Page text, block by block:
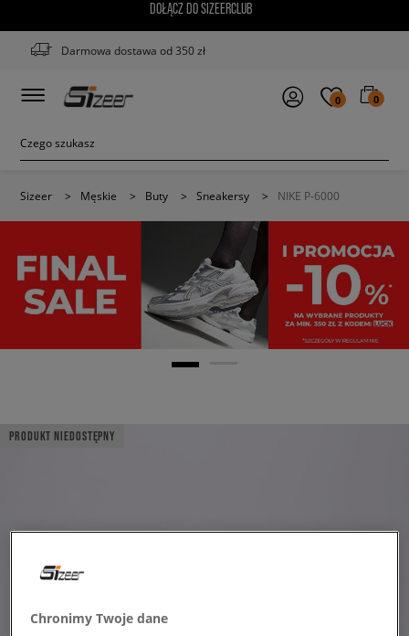
DOŁĄCZ DO SIZEERCLUB
Darmowa dostawa od 350 zł
0 0
Sizeer > Męskie > Buty > Sneakersy > NIKE P-6000
PRODUKT NIEDOSTĘPNY
Chronimy Twoje dane